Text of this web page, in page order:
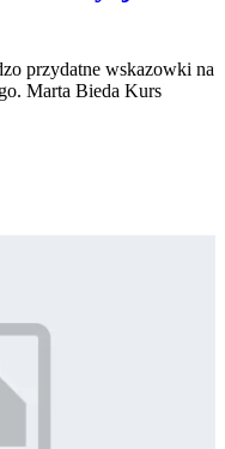
przydatne wskazowki na
Marta Bieda Kurs